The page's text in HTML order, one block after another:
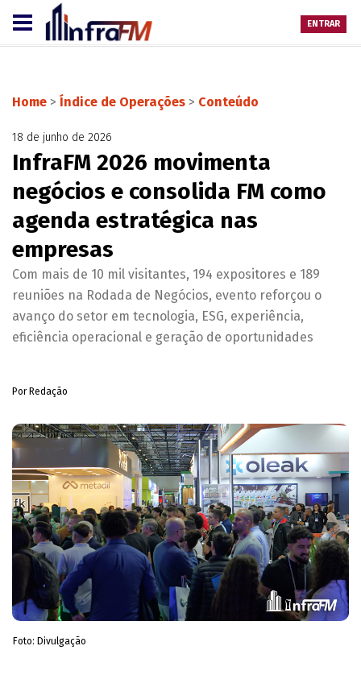
ENTRAR
Home > Índice de Operações > Conteúdo
18 de junho de 2026
InfraFM 2026 movimenta
negócios e consolida FM como
agenda estratégica nas
empresas
Com mais de 10 mil visitantes, 194 expositores e 189
reuniões na Rodada de Negócios, evento reforçou o
avanço do setor em tecnologia, ESG, experiência,
eficiência operacional e geração de oportunidades
Por Redação
Foto: Divulgação